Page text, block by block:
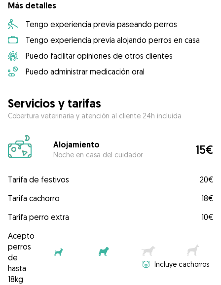
Más detalles
Tengo experiencia previa paseando perros
Tengo experiencia previa alojando perros en casa
Puedo facilitar opiniones de otros clientes
Puedo administrar medicación oral
Servicios y tarifas
Cobertura veterinaria y atención al cliente 24h incluida
Alojamiento
Noche en casa del cuidador 15€
Tarifa de festivos
20€
Tarifa cachorro
18€
Tarifa perro extra
10€
Acepto
perros
de
hasta
18kg
Incluye cachorros